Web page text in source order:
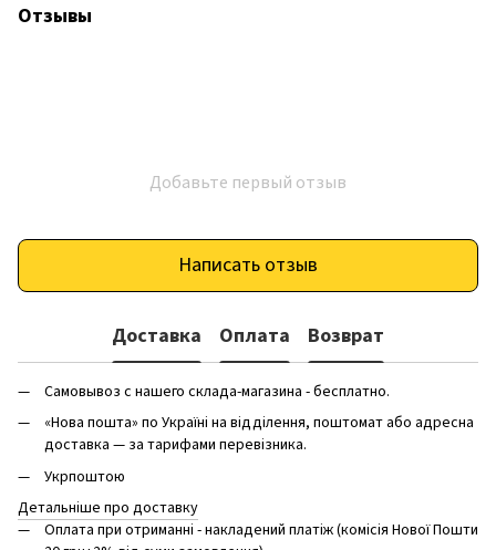
Отзывы
Добавьте первый отзыв
Написать отзыв
Доставка Оплата Возврат
Самовывоз с нашего склада-магазина - бесплатно.
«Нова пошта» по Україні на відділення, поштомат або адресна
доставка — за тарифами перевізника.
Укрпоштою
Детальніше про доставку
Оплата при отриманні - накладений платіж (комісія Нової Пошти